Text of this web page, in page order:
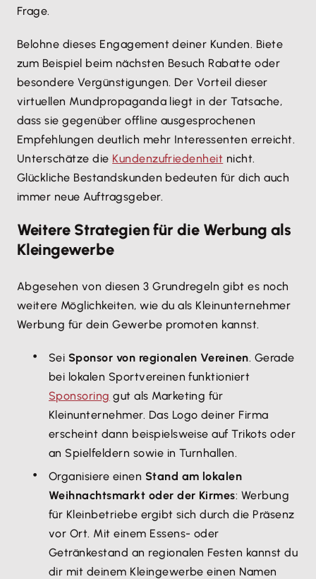
Frage.
Belohne dieses Engagement deiner Kunden. Biete
zum Beispiel beim nächsten Besuch Rabatte oder
besondere Vergünstigungen. Der Vorteil dieser
virtuellen Mundpropaganda liegt in der Tatsache,
dass sie gegenüber offline ausgesprochenen
Empfehlungen deutlich mehr Interessenten erreicht.
Unterschätze die Kundenzufriedenheit nicht.
Glückliche Bestandskunden bedeuten für dich auch
immer neue Auftragsgeber.
Weitere Strategien für die Werbung als
Kleingewerbe
Abgesehen von diesen 3 Grundregeln gibt es noch
weitere Möglichkeiten, wie du als Kleinunternehmer
Werbung für dein Gewerbe promoten kannst.
Sei Sponsor von regionalen Vereinen. Gerade
bei lokalen Sportvereinen funktioniert
Sponsoring gut als Marketing für
Kleinunternehmer. Das Logo deiner Firma
erscheint dann beispielsweise auf Trikots oder
an Spielfeldern sowie in Turnhallen.
Organisiere einen Stand am lokalen
Weihnachtsmarkt oder der Kirmes: Werbung
für Kleinbetriebe ergibt sich durch die Präsenz
vor Ort. Mit einem Essens- oder
Getränkestand an regionalen Festen kannst du
dir mit deinem Kleingewerbe einen Namen